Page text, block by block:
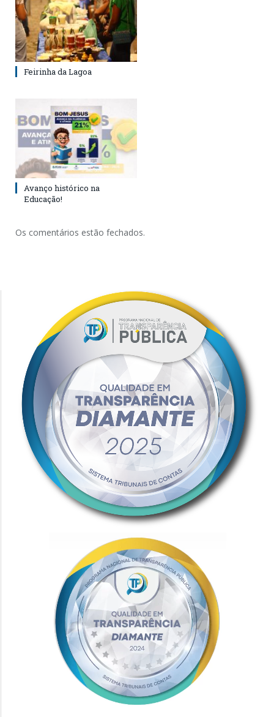
Feirinha da Lagoa
Avanço histórico na
Educação!
Os comentários estão fechados.